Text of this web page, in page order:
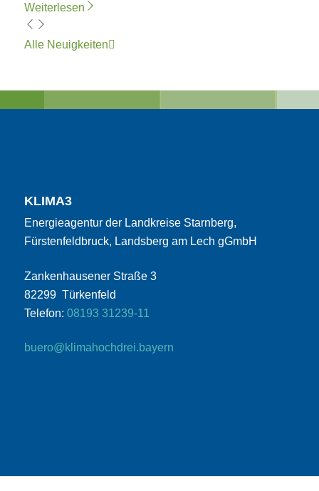
Weiterlesen
Alle Neuigkeiten
KLIMA3
Energieagentur der Landkreise Starnberg,
Fürstenfeldbruck, Landsberg am Lech gGmbH
Zankenhausener Straße 3
82299 Türkenfeld
Telefon: 08193 31239-11
buero@klimahochdrei.bayern